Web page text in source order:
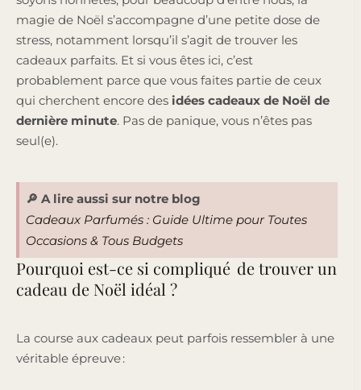
magie de Noël s’accompagne d’une petite dose de
stress, notamment lorsqu’il s’agit de trouver les
cadeaux parfaits. Et si vous êtes ici, c’est
probablement parce que vous faites partie de ceux
qui cherchent encore des idées cadeaux de Noël de
dernière minute. Pas de panique, vous n’êtes pas
seul(e).
🔎 A lire aussi sur notre blog
Cadeaux Parfumés : Guide Ultime pour Toutes
Occasions & Tous Budgets
Pourquoi est-ce si compliqué de trouver un
cadeau de Noël idéal ?
La course aux cadeaux peut parfois ressembler à une
véritable épreuve :